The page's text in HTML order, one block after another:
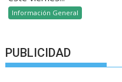
Información General
PUBLICIDAD